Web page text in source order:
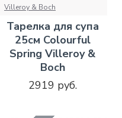
Villeroy & Boch
Тарелка для супа
25см Colourful
Spring Villeroy &
Boch
2919 руб.